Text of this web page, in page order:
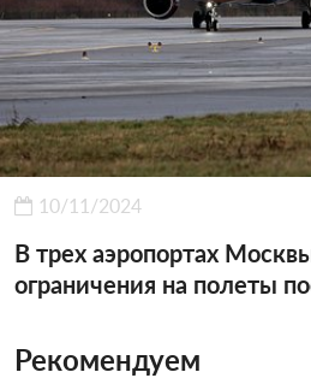
10/11/2024
В трех аэропортах
ограничения на полеты
Рекомендуем